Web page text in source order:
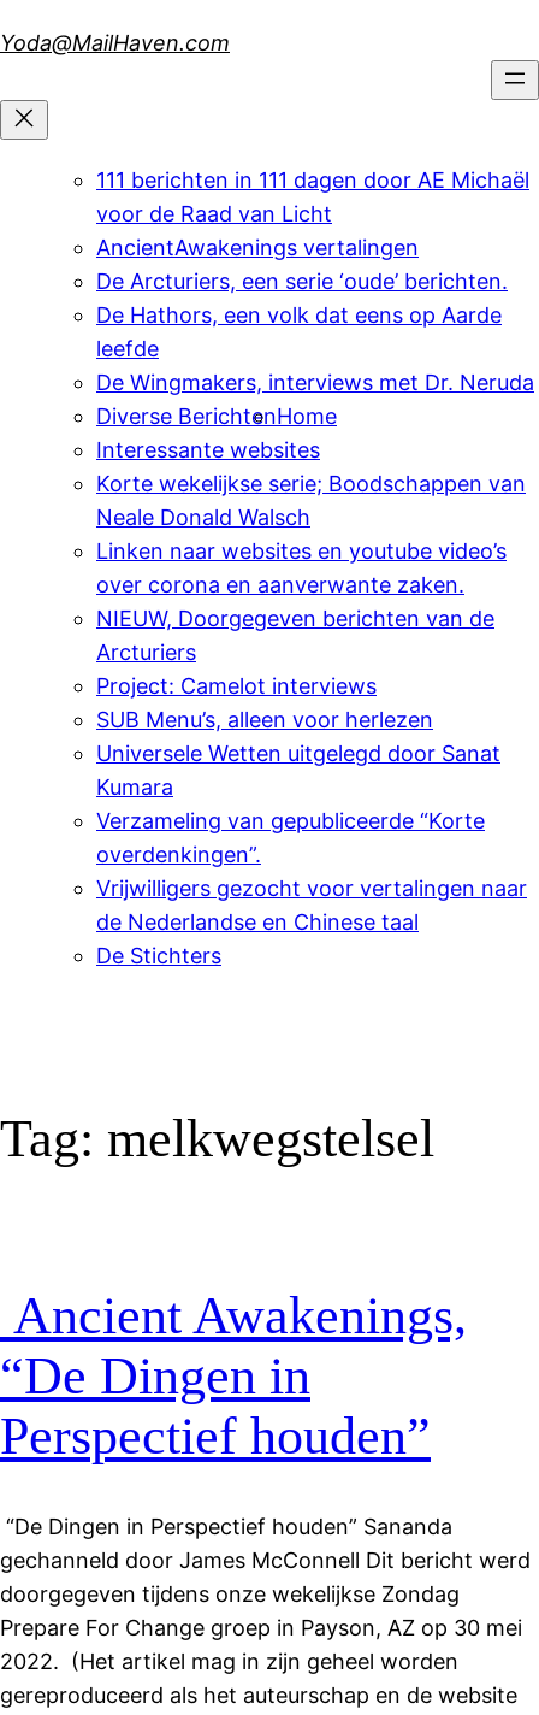
to
Yoda@MailHaven.com
111 berichten in 111 dagen door AE Michaël
voor de Raad van Licht
AncientAwakenings vertalingen
De Arcturiers, een serie ‘oude’ berichten.
De Hathors, een volk dat eens op Aarde
leefde
De Wingmakers, interviews met Dr. Neruda
Diverse BerichtenHome
Interessante websites
Korte wekelijkse serie; Boodschappen van
Neale Donald Walsch
Linken naar websites en youtube video’s
over corona en aanverwante zaken.
NIEUW, Doorgegeven berichten van de
Arcturiers
Project: Camelot interviews
SUB Menu’s, alleen voor herlezen
Universele Wetten uitgelegd door Sanat
Kumara
Verzameling van gepubliceerde “Korte
overdenkingen”.
Vrijwilligers gezocht voor vertalingen naar
de Nederlandse en Chinese taal
De Stichters
Tag: melkwegstelsel
Ancient Awakenings,
“De Dingen in
Perspectief houden”
“De Dingen in Perspectief houden” Sananda
gechanneld door James McConnell Dit bericht werd
doorgegeven tijdens onze wekelijkse Zondag
Prepare For Change groep in Payson, AZ op 30 mei
2022. (Het artikel mag in zijn geheel worden
gereproduceerd als het auteurschap en de website